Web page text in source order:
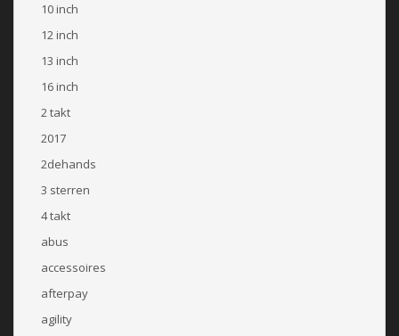
10 inch
12 inch
13 inch
16 inch
2 takt
2017
2dehands
3 sterren
4 takt
abus
accessoires
afterpay
agility